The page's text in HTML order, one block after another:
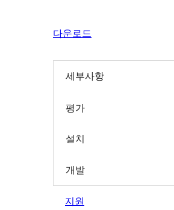
다운로드
세부사항
평가
설치
개발
지원